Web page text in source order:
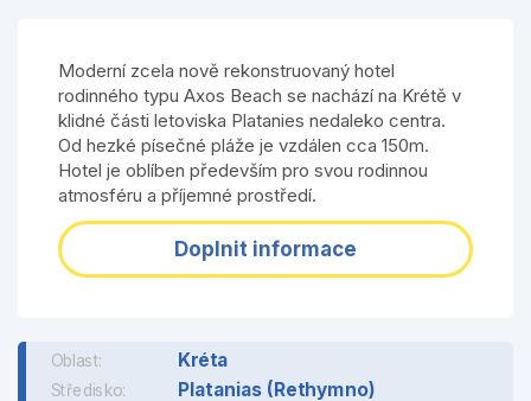
Moderní zcela nově rekonstruovaný hotel
rodinného typu Axos Beach se nachází na Krétě v
klidné části letoviska Platanies nedaleko centra.
Od hezké písečné pláže je vzdálen cca 150m.
Hotel je oblíben především pro svou rodinnou
atmosféru a příjemné prostředí.
Doplnit informace
Oblast: Kréta
Středisko: Platanias (Rethymno)